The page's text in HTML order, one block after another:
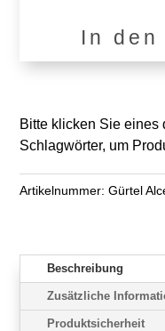
In den
Bitte klicken Sie eines
Schlagwörter, um
Artikelnummer: Gürtel
Beschreibung
Zusätzliche
Produktsicherheit